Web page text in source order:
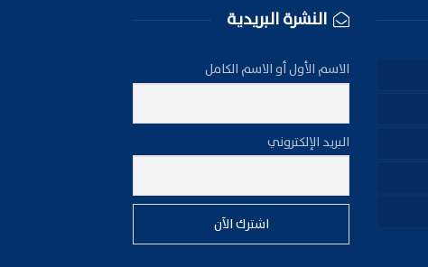
النشرة البريدية
الاسم الأول أو الاسم الكامل
البريد الإلكتروني